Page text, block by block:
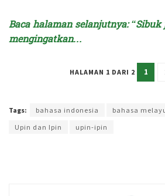
Baca halaman selanjutnya:
mengingatkan…
HALAMAN 1 DARI 2 1
Tags: bahasa indonesia bahasa
Upin dan Ipin
upin-ipin